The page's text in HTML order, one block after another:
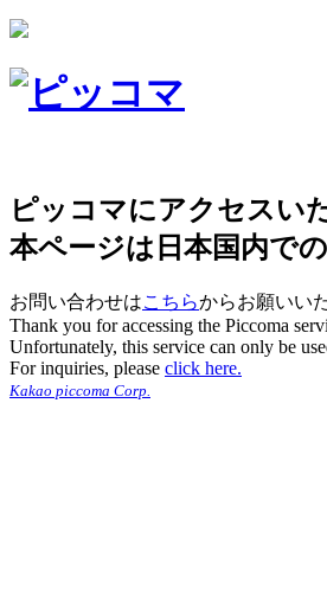
ピッコマにアクセスい
本ページは日本国内で
お問い合わせはこちらからお願いい
Thank you for accessing the Piccoma
Unfortunately, this service can only be
For inquiries, please click here.
Kakao piccoma Corp.